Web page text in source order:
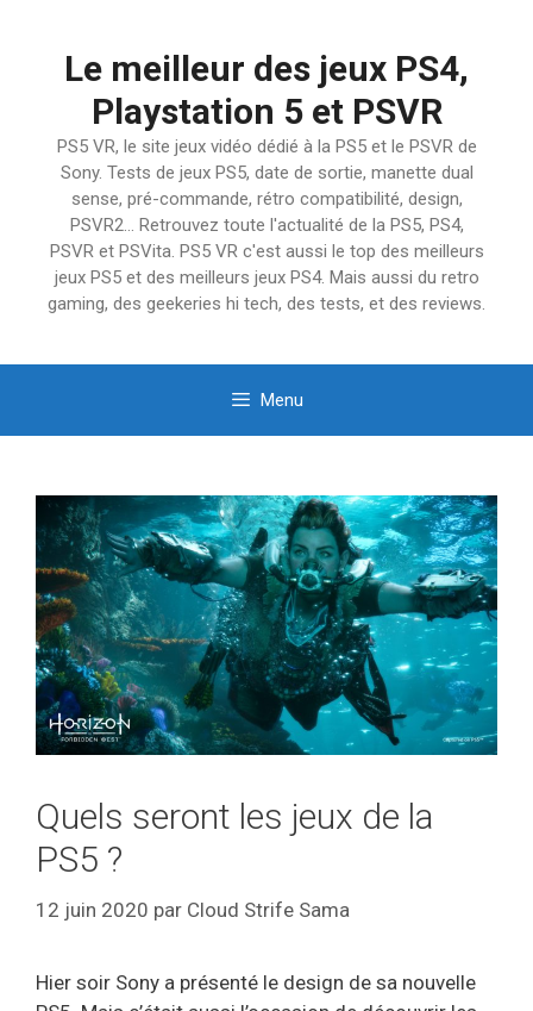
Le meilleur des jeux PS4,
Playstation 5 et PSVR
PS5 VR, le site jeux vidéo dédié à la PS5 et le PSVR de
Sony. Tests de jeux PS5, date de sortie, manette dual
sense, pré-commande, rétro compatibilité, design,
PSVR2… Retrouvez toute l'actualité de la PS5, PS4,
PSVR et PSVita. PS5 VR c'est aussi le top des meilleurs
jeux PS5 et des meilleurs jeux PS4. Mais aussi du retro
gaming, des geekeries hi tech, des tests, et des reviews.
Menu
Quels seront les jeux de la
PS5 ?
12 juin 2020 par Cloud Strife Sama
Hier soir Sony a présenté le design de sa nouvelle